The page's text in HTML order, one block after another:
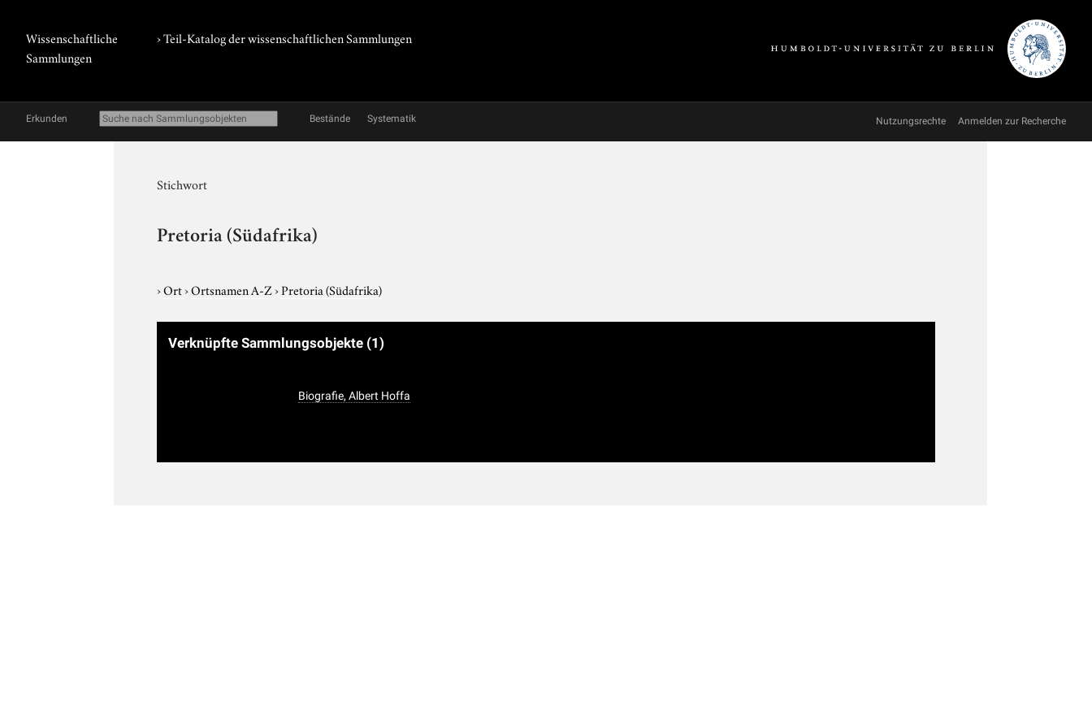
Wissenschaftliche
Sammlungen
› Teil-Katalog der wissenschaftlichen Sammlungen
Erkunden Bestände Systematik Nutzungsrechte Anmelden zur Recherche
Stichwort
Pretoria (Südafrika)
›Ort›Ortsnamen A-Z›Pretoria (Südafrika)
Verknüpfte Sammlungsobjekte (1)
Biografie, Albert Hoffa